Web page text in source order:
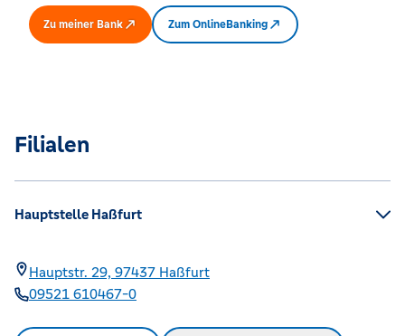
Zu meiner Bank Zum OnlineBanking
Filialen
Hauptstelle Haßfurt
Hauptstr. 29, 97437 Haßfurt
09521 610467-0